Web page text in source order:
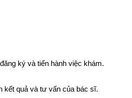
ký và tiến hành việc khám.
kết quả và tư vấn của bác sĩ.